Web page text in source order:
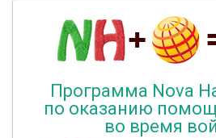
Программа Nova
по оказанию
во время